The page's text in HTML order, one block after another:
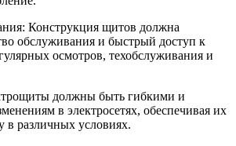
Конструкция щитов должна
обслуживания и быстрый доступ к
осмотров, техобслуживания и
должны быть гибкими и
в электросетях, обеспечивая их
в различных условиях.